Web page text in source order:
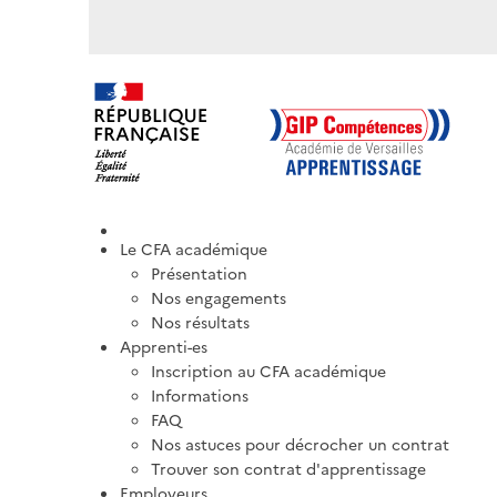
Le CFA académique
Présentation
Nos engagements
Nos résultats
Apprenti-es
Inscription au CFA académique
Informations
FAQ
Nos astuces pour décrocher un contrat
Trouver son contrat d'apprentissage
Employeurs